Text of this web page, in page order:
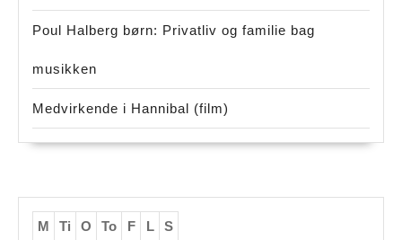
Poul Halberg børn: Privatliv og familie bag
musikken
Medvirkende i Hannibal (film)
M Ti O To F L
S